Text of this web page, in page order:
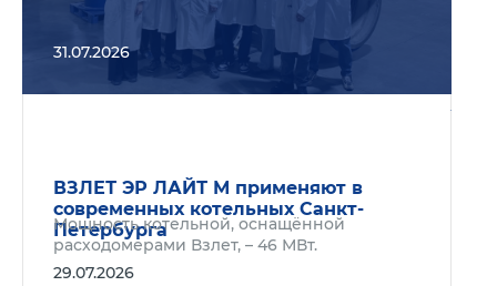
31.07.2026
ВЗЛЕТ ЭР ЛАЙТ М применяют в
современных котельных Санкт-
Петербурга
Мощность котельной, оснащённой
расходомерами Взлет, – 46 МВт.
29.07.2026